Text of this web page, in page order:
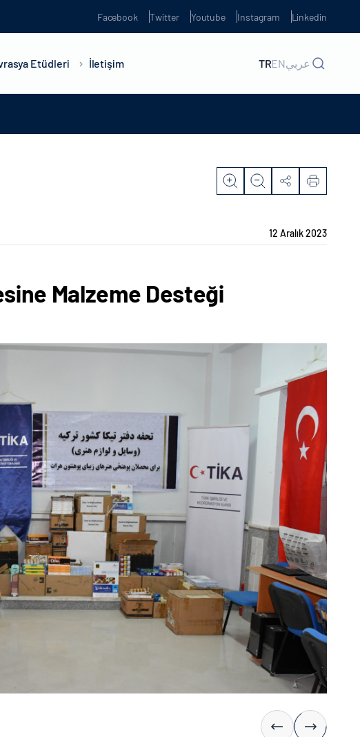
Facebook Twitter Youtube Instagram Linkedin
Etüdleri İletişim TRENعربي
12 Aralık 2023
Malzeme Desteği